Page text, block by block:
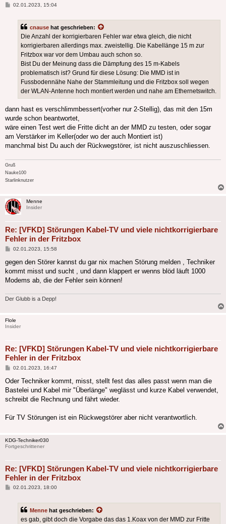
Beitrag
02.01.2023, 15:04
cnause hat geschrieben:
Die Anzahl der korrigierbaren Fehler war etwa gleich, die nicht
korrigierbaren allerdings max. zweistellig. Die Kabellänge 15 m zur
Fritzbox war vor dem Umbau auch schon so.
Bist Du der Meinung dass die Dämpfung des 15 m-Kabels
problematisch ist? Grund für diese Lösung: Die MMD ist in
Fussbodennähe Nahe der Stammleitung und die Fritzbox soll wegen
der WLAN-Antenne hoch montiert werden und nahe am Ethernetswitch.
dann hast es verschlimmbessert(vorher nur 2-Stellig), das mit den 15m
wurde schon beantwortet,
wäre einen Test wert die Fritte dicht an der MMD zu testen, oder sogar
am Verstärker im Keller(oder wo der auch Montiert ist)
manchmal bist Du auch der Rückwegstörer, ist nicht auszuschliessen.
Gruß
Nauke100
Starlinknutzer
Menne
Insider
Re: [VFKD] Störungen Kabel-TV und viele nichtkorrigierbare
Fehler in der Fritzbox
Beitrag
02.01.2023, 15:58
gegen den Störer kannst du gar nix machen Störung melden , Techniker
kommt misst und sucht , und dann klappert er wenns blöd läuft 1000
Modems ab, die der Fehler sein können!
Der Glubb is a Depp!
Flole
Insider
Re: [VFKD] Störungen Kabel-TV und viele nichtkorrigierbare
Fehler in der Fritzbox
Beitrag
02.01.2023, 16:47
Oder Techniker kommt, misst, stellt fest das alles passt wenn man die
Bastelei und Kabel mir "Überlänge" weglässt und kurze Kabel verwendet,
schreibt die Rechnung und fährt wieder.
Für TV Störungen ist ein Rückwegstörer aber nicht verantwortlich.
KDG-Techniker030
Fortgeschrittener
Re: [VFKD] Störungen Kabel-TV und viele nichtkorrigierbare
Fehler in der Fritzbox
Beitrag
02.01.2023, 18:00
Menne hat geschrieben:
es gab, gibt doch die Vorgabe das das 1.Koax von der MMD zur Fritte